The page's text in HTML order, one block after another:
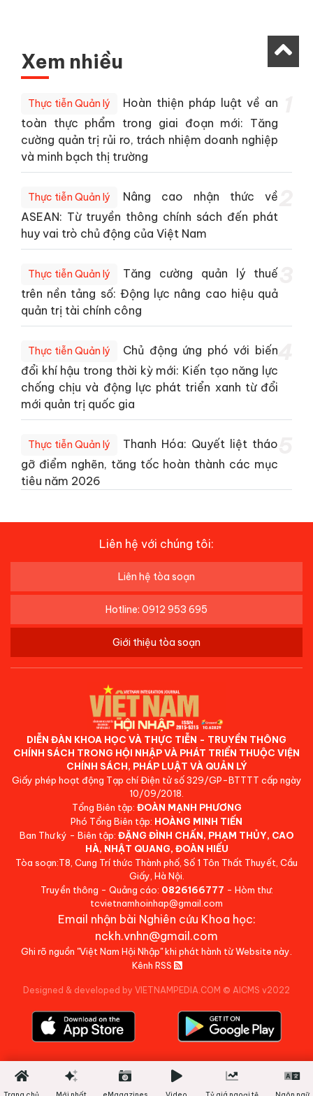
Xem nhiều
Thực tiễn Quản lý
Hoàn thiện pháp luật về an
toàn thực phẩm trong giai đoạn mới: Tăng
cường quản trị rủi ro, trách nhiệm doanh nghiệp
và minh bạch thị trường
Thực tiễn Quản lý
Nâng cao nhận thức về
ASEAN: Từ truyền thông chính sách đến phát
huy vai trò chủ động của Việt Nam
Thực tiễn Quản lý
Tăng cường quản lý thuế
trên nền tảng số: Động lực nâng cao hiệu quả
quản trị tài chính công
Thực tiễn Quản lý
Chủ động ứng phó với biến
đổi khí hậu trong thời kỳ mới: Kiến tạo năng lực
chống chịu và động lực phát triển xanh từ đổi
mới quản trị quốc gia
Thực tiễn Quản lý
Thanh Hóa: Quyết liệt tháo
gỡ điểm nghẽn, tăng tốc hoàn thành các mục
tiêu năm 2026
Liên hệ với chúng tôi:
Liên hệ tòa soạn
Hotline: 0912 953 695
Giới thiệu tòa soạn
DIỄN ĐÀN KHOA HỌC VÀ THỰC TIỄN - TRUYỀN THÔNG
CHÍNH SÁCH TRONG HỘI NHẬP VÀ PHÁT TRIỂN THUỘC VIỆN
CHÍNH SÁCH, PHÁP LUẬT VÀ QUẢN LÝ
Giấy phép hoạt động Tạp chí Điện tử số 329/GP-BTTTT cấp ngày
10/09/2018.
Tổng Biên tập: ĐOÀN MẠNH PHƯƠNG
Phó Tổng Biên tập: HOÀNG MINH TIẾN
Ban Thư ký - Biên tập: ĐẶNG ĐÌNH CHẤN, PHẠM THỦY, CAO
HÀ, NHẬT QUANG, ĐOÀN HIẾU
Tòa soạn:T8, Cung Trí thức Thành phố, Số 1 Tôn Thất Thuyết, Cầu
Giấy, Hà Nội.
Truyền thông - Quảng cáo: 0826166777 - Hòm thư:
tcvietnamhoinhap@gmail.com
Email nhận bài Nghiên cứu Khoa học:
nckh.vnhn@gmail.com
Ghi rõ nguồn "Việt Nam Hội Nhập" khi phát hành từ Website này.
Kênh RSS
Designed & developed by VIETNAMPEDIA.COM © AICMS v2022